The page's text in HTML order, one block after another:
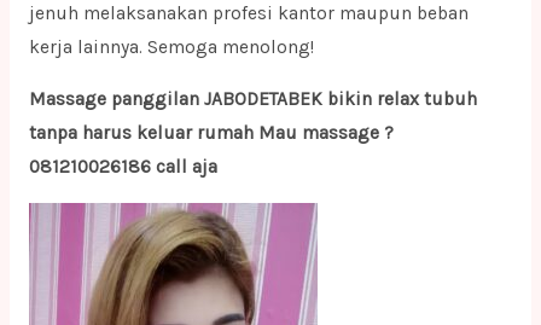
jenuh melaksanakan profesi kantor maupun beban
kerja lainnya. Semoga menolong!
Massage panggilan JABODETABEK bikin relax tubuh
tanpa harus keluar rumah Mau massage ?
081210026186 call aja